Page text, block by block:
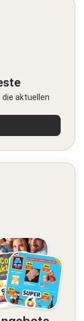
die aktuellen